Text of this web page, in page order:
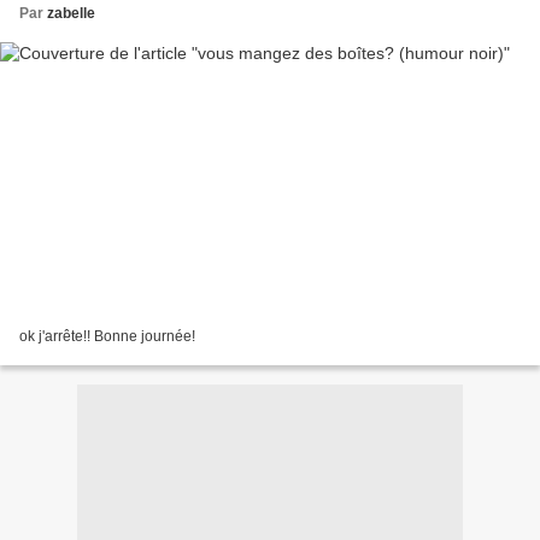
Par zabelle
ok j'arrête!! Bonne journée!